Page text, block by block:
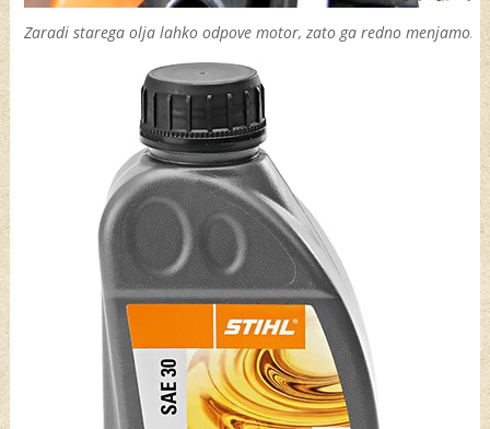
Zaradi starega olja lahko odpove motor, zato ga redno menjamo.